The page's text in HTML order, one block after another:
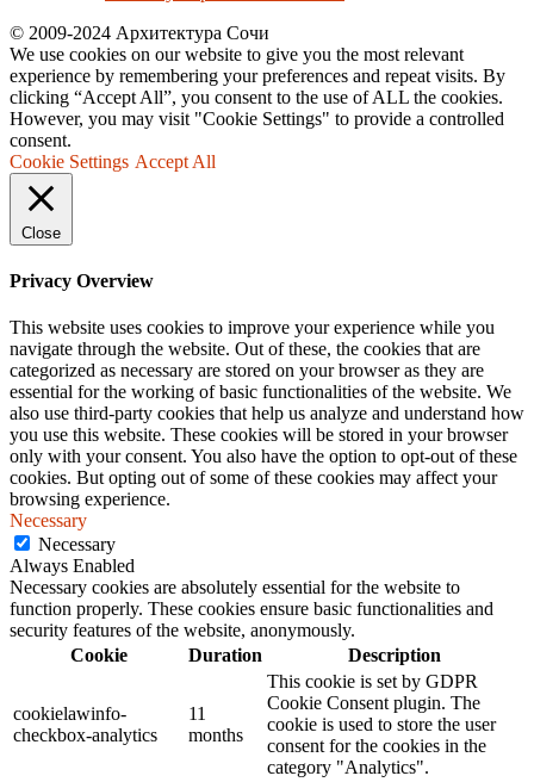
© 2009-2024 Архитектура Сочи
We use cookies on our website to give you the most relevant
experience by remembering your preferences and repeat visits. By
clicking “Accept All”, you consent to the use of ALL the cookies.
However, you may visit "Cookie Settings" to provide a controlled
consent.
Cookie Settings Accept All
Close
Privacy Overview
This website uses cookies to improve your experience while you
navigate through the website. Out of these, the cookies that are
categorized as necessary are stored on your browser as they are
essential for the working of basic functionalities of the website. We
also use third-party cookies that help us analyze and understand how
you use this website. These cookies will be stored in your browser
only with your consent. You also have the option to opt-out of these
cookies. But opting out of some of these cookies may affect your
browsing experience.
Necessary
Necessary
Always Enabled
Necessary cookies are absolutely essential for the website to
function properly. These cookies ensure basic functionalities and
security features of the website, anonymously.
Cookie
Duration Description
cookielawinfo-
checkbox-analytics
11
months
This cookie is set by GDPR
Cookie Consent plugin. The
cookie is used to store the user
consent for the cookies in the
category "Analytics".